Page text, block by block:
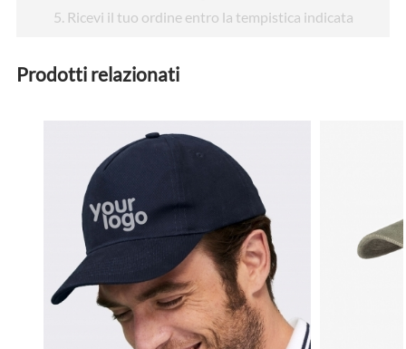
5 . Ricevi il tuo ordine entro la tempistica indicata
Prodotti relazionati